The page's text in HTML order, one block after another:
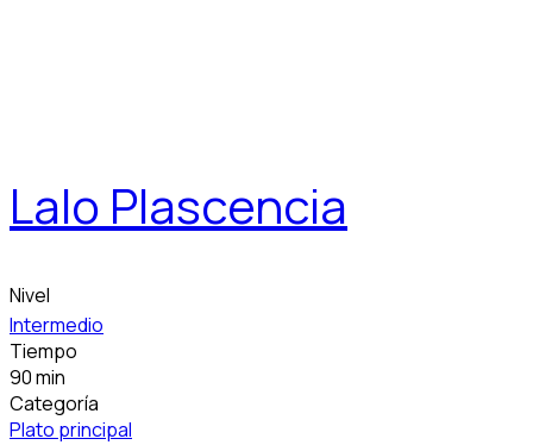
Lalo Plascencia
Nivel
Intermedio
Tiempo
90 min
Categoría
Plato principal